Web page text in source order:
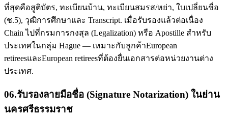
ที่สุดคือสูติบัตร, ทะเบียนบ้าน, ทะเบียนสมรส/หย่า, ใบเปลี่ยนชื่อ
(ช.5), วุฒิการศึกษาและ Transcript. เมื่อรับรองแล้วต่อเนื่อง
Chain ไปที่กรมการกงสุล (Legalization) หรือ Apostille สำหรับ
ประเทศในกลุ่ม Hague — เหมาะกับลูกค้าEuropean
retireesและEuropean retireesที่ต้องยื่นเอกสารต่อหน่วยงานต่าง
ประเทศ.
06.รับรองลายมือชื่อ (Signature Notarization) ในย่าน
นครศรีธรรมราช